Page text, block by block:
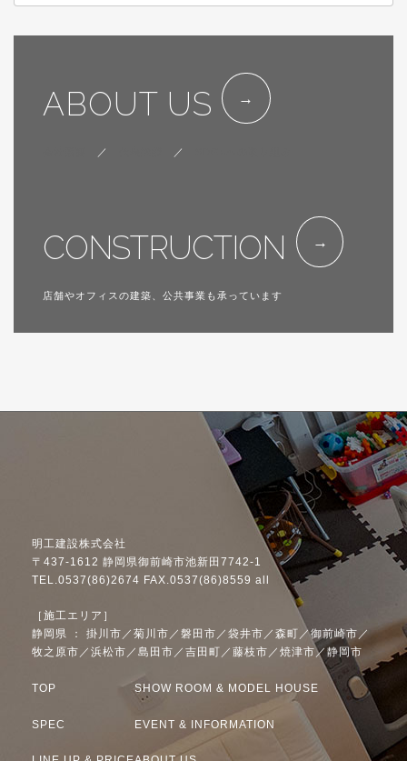
ABOUT US
／ ／
CONSTRUCTION
店舗やオフィスの建築、公共事業も承っています
明工建設株式会社
〒437-1612 静岡県御前崎市池新田7742-1
TEL.0537(86)2674 FAX.0537(86)8559 all
［施工エリア］
静岡県 ： 掛川市／菊川市／磐田市／袋井市／森町／御前崎市／
牧之原市／浜松市／島田市／吉田町／藤枝市／焼津市／静岡市
TOP
SPEC
SHOW ROOM & MODEL HOUSE
EVENT & INFORMATION